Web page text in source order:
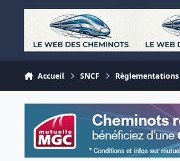
Aller au contenu
Accueil SNCF